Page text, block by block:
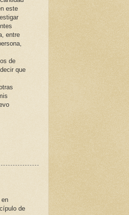
este
entre
de
que
en
de